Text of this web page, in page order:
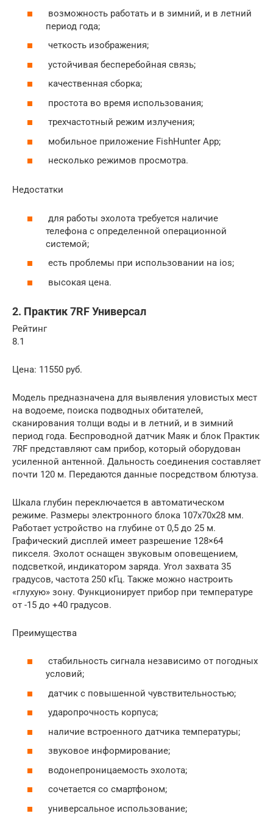
возможность работать и в зимний, и в летний
период года;
четкость изображения;
устойчивая бесперебойная связь;
качественная сборка;
простота во время использования;
трехчастотный режим излучения;
мобильное приложение FishHunter App;
несколько режимов просмотра.
Недостатки
для работы эхолота требуется наличие
телефона с определенной операционной
системой;
есть проблемы при использовании на ios;
высокая цена.
2. Практик 7RF Универсал
Рейтинг
8.1
Цена: 11550 руб.
Модель предназначена для выявления уловистых мест
на водоеме, поиска подводных обитателей,
сканирования толщи воды и в летний, и в зимний
период года. Беспроводной датчик Маяк и блок Практик
7RF представляют сам прибор, который оборудован
усиленной антенной. Дальность соединения составляет
почти 120 м. Передаются данные посредством блютуза.
Шкала глубин переключается в автоматическом
режиме. Размеры электронного блока 107х70х28 мм.
Работает устройство на глубине от 0,5 до 25 м.
Графический дисплей имеет разрешение 128×64
пикселя. Эхолот оснащен звуковым оповещением,
подсветкой, индикатором заряда. Угол захвата 35
градусов, частота 250 кГц. Также можно настроить
«глухую» зону. Функционирует прибор при температуре
от -15 до +40 градусов.
Преимущества
стабильность сигнала независимо от погодных
условий;
датчик с повышенной чувствительностью;
ударопрочность корпуса;
наличие встроенного датчика температуры;
звуковое информирование;
водонепроницаемость эхолота;
сочетается со смартфоном;
универсальное использование;